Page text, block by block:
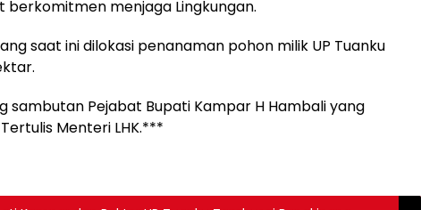
berkomitmen menjaga Lingkungan.
saat ini dilokasi penanaman pohon milik UP Tuanku
sambutan Pejabat Bupati Kampar H Hambali yang
Menteri LHK.***